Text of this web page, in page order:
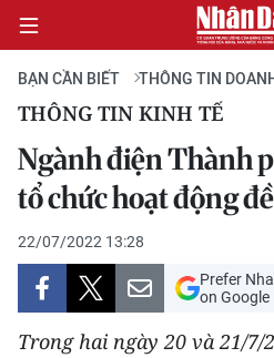
CHÍNH TRỊ
KINH TẾ
VĂN HÓA
XÃ HỘI
BẠN CẦN BIẾT THÔNG TIN
THÔNG TIN KINH TẾ
Ngành điện Thành
tổ chức hoạt động
22/07/2022 13:28
Prefer
on Google
Trong hai ngày 20 và 21/7/